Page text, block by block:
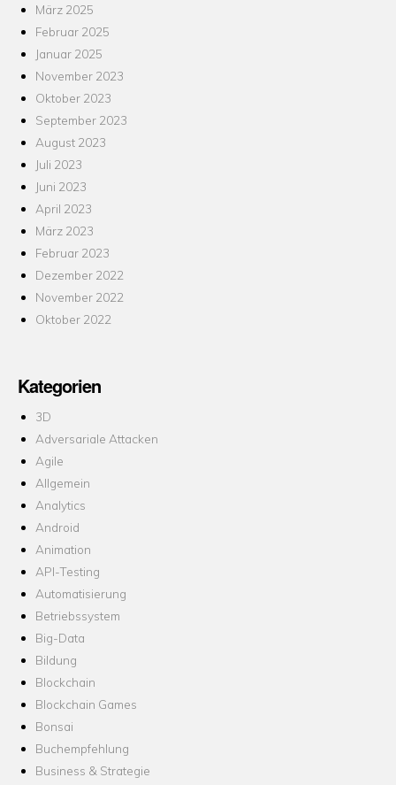
März 2025
Februar 2025
Januar 2025
November 2023
Oktober 2023
September 2023
August 2023
Juli 2023
Juni 2023
April 2023
März 2023
Februar 2023
Dezember 2022
November 2022
Oktober 2022
Kategorien
3D
Adversariale Attacken
Agile
Allgemein
Analytics
Android
Animation
API-Testing
Automatisierung
Betriebssystem
Big-Data
Bildung
Blockchain
Blockchain Games
Bonsai
Buchempfehlung
Business & Strategie